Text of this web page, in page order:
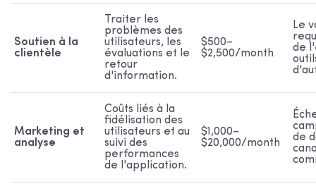
Soutien à la
clientèle
Traiter les
problèmes des
utilisateurs, les
évaluations et le
retour
d'information.
$500–
$2,500/month
Le
de
Marketing et
analyse
Coûts liés à la
fidélisation des
utilisateurs et au
suivi des
performances
de l'application.
$1,000–
$20,000/month
de